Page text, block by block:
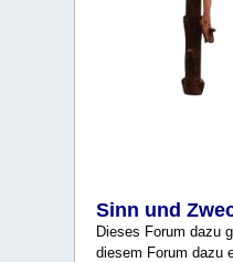
Sinn und
Dieses Forum dazu
diesem Forum dazu